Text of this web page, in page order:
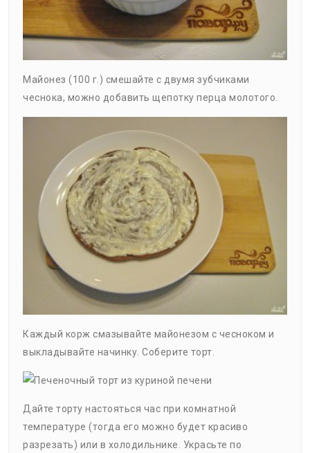
Майонез (100 г.) смешайте с двумя зубчиками
чеснока, можно добавить щепотку перца молотого.
Каждый корж смазывайте майонезом с чесноком и
выкладывайте начинку. Соберите торт.
Дайте торту настояться час при комнатной
температуре (тогда его можно будет красиво
разрезать) или в холодильнике. Украсьте по